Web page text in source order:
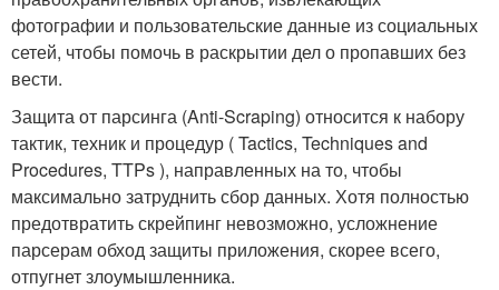
фотографии и пользовательские данные из социальных
сетей, чтобы помочь в раскрытии дел о пропавших без
вести.
Защита от парсинга (Anti-Scraping) относится к набору
тактик, техник и процедур ( Tactics, Techniques and
Procedures, TTPs ), направленных на то, чтобы
максимально затруднить сбор данных. Хотя полностью
предотвратить скрейпинг невозможно, усложнение
парсерам обход защиты приложения, скорее всего,
отпугнет злоумышленника.